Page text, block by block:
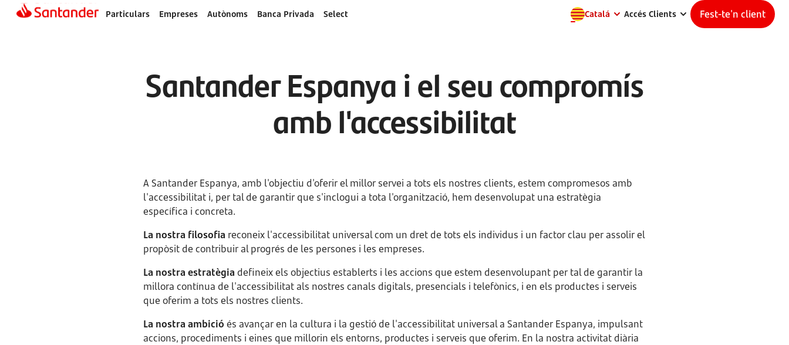
Particulars Empreses Autònoms Banca Privada Select Catalá Accés Clients Fest-te'n client
Santander Espanya i el seu compromís
amb l'accessibilitat
A Santander Espanya, amb l'objectiu d'oferir el millor servei a tots els nostres clients, estem compromesos amb
l'accessibilitat i, per tal de garantir que s'inclogui a tota l'organització, hem desenvolupat una estratègia
específica i concreta.
La nostra filosofia reconeix l'accessibilitat universal com un dret de tots els individus i un factor clau per assolir el
propòsit de contribuir al progrés de les persones i les empreses.
La nostra estratègia defineix els objectius establerts i les accions que estem desenvolupant per tal de garantir la
millora contínua de l'accessibilitat als nostres canals digitals, presencials i telefònics, i en els productes i serveis
que oferim a tots els nostres clients.
La nostra ambició és avançar en la cultura i la gestió de l'accessibilitat universal a Santander Espanya, impulsant
accions, procediments i eines que millorin els entorns, productes i serveis que oferim. En la nostra activitat diària